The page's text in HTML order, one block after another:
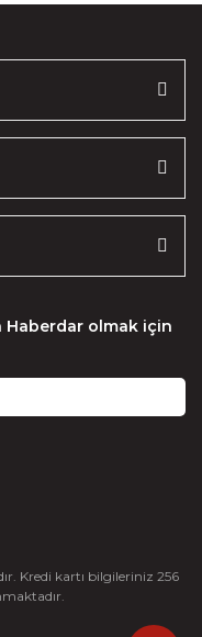
Haberdar olmak için
Kredi kartı bilgileriniz 256